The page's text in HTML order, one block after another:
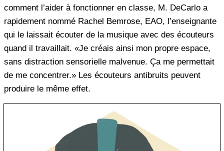
comment l’aider à fonctionner en classe, M. DeCarlo a
rapidement nommé Rachel Bemrose, EAO, l’enseignante
qui le laissait écouter de la musique avec des écouteurs
quand il travaillait. «Je créais ainsi mon propre espace,
sans distraction sensorielle malvenue. Ça me permettait
de me concentrer.» Les écouteurs antibruits peuvent
produire le même effet.